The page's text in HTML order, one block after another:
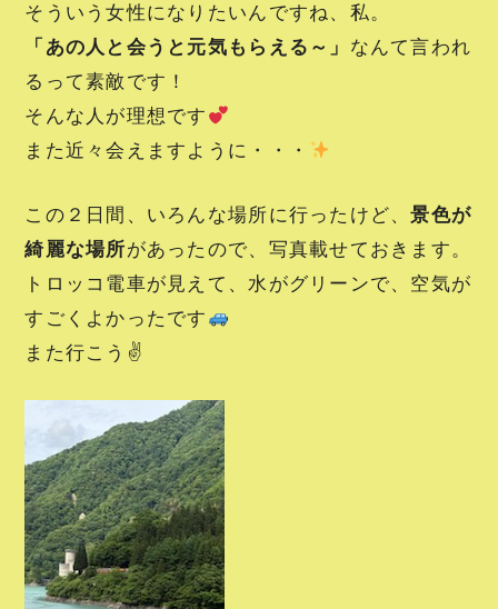
そういう女性になりたいんですね、私。
「あの人と会うと元気もらえる～」 なんて言われ
るって素敵です！
そんな人が理想です
また近々会えますように・・・
この２日間、いろんな場所に行ったけど、景色が
綺麗な場所があったので、写真載せておきます。
トロッコ電車が見えて、水がグリーンで、空気が
すごくよかったです
また行こう✌